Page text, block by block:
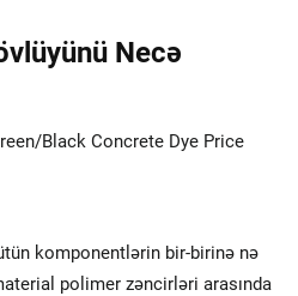
Necə
komponentlərin bir-birinə nə
polimer zəncirləri arasında